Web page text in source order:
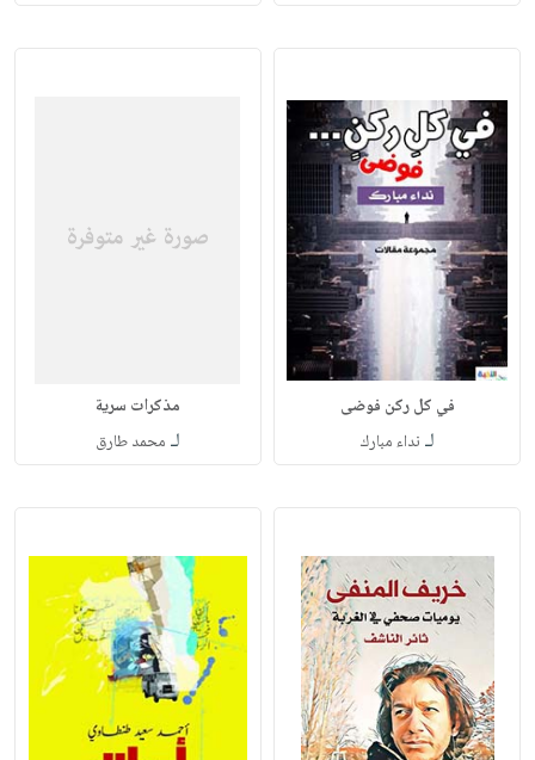
في كل ركن فوضى
لـ نداء مبارك
مذكرات سرية
لـ محمد طارق